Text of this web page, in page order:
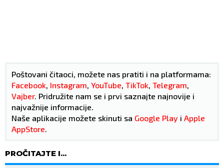
Poštovani čitaoci, možete nas pratiti i na platformama:
Facebook Instagram YouTube TikTok Telegram
Vajber. Pridružite nam se i prvi saznajte najnovije i
najvažnije informacije.
Naše aplikacije možete skinuti sa Google Play i Apple
AppStore
PROČITAJTE I...